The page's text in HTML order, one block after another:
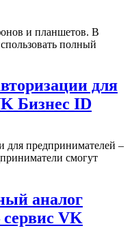
и планшетов. В
полный
для
Бизнес ID
для предпринимателей –
смогут
аналог
VK